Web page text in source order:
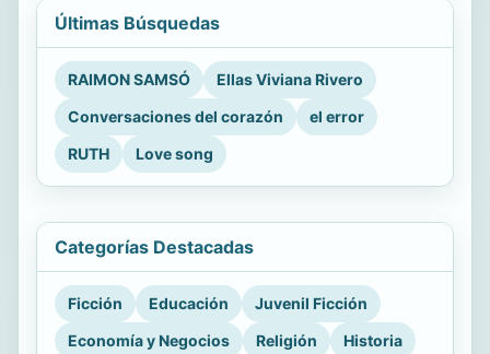
Últimas Búsquedas
RAIMON SAMSÓ
Ellas Viviana Rivero
Conversaciones del corazón
el error
RUTH
Love song
Categorías Destacadas
Ficción Educación
Juvenil Ficción
Economía y Negocios
Religión
Historia